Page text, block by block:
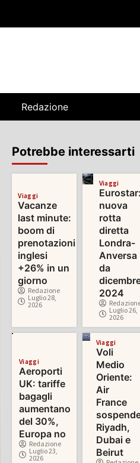
Redazione
Potrebbe interessarti
Viaggi
Vacanze
last minute:
boom di
prenotazioni
inglesi
+26% in un
giorno
Redazione
Luglio 28,
2026
Viaggi
Eurostar:
nuova
rotta
diretta
Londra-
Anversa
da
2024
Luglio 26,
2026
Viaggi
Aeroporti
UK: tariffe
bagagli
aumentano
del 30%,
Europa no
Redazione
Luglio 23,
2026
Viaggi
Voli
Medio
Oriente:
Air
France
Riyadh,
Dubai e
Beirut